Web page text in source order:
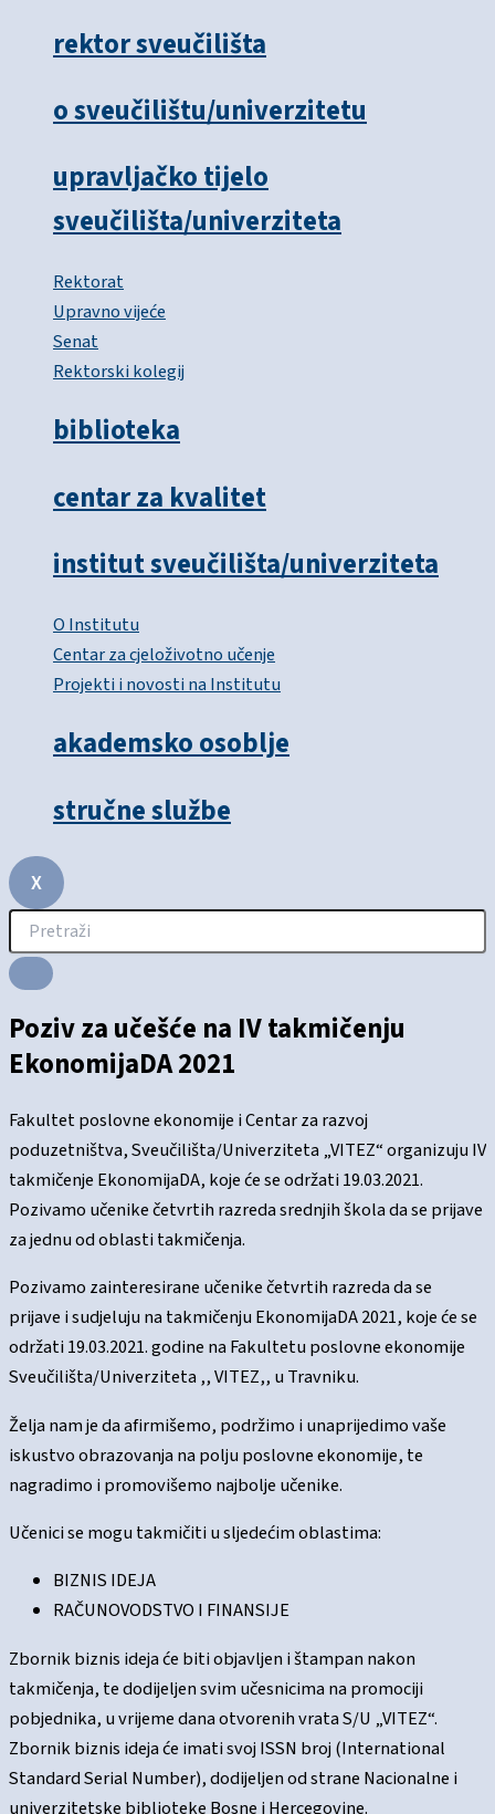
rektor sveučilišta
o sveučilištu/univerzitetu
upravljačko tijelo
sveučilišta/univerziteta
Rektorat
Upravno vijeće
Senat
Rektorski kolegij
biblioteka
centar za kvalitet
institut sveučilišta/univerziteta
O Institutu
Centar za cjeloživotno učenje
Projekti i novosti na Institutu
akademsko osoblje
stručne službe
X
Poziv za učešće na IV takmičenju
EkonomijaDA 2021
Fakultet poslovne ekonomije i Centar za razvoj
poduzetništva, Sveučilišta/Univerziteta „VITEZ“ organizuju IV
takmičenje EkonomijaDA, koje će se održati 19.03.2021.
Pozivamo učenike četvrtih razreda srednjih škola da se prijave
za jednu od oblasti takmičenja.
Pozivamo zainteresirane učenike četvrtih razreda da se
prijave i sudjeluju na takmičenju EkonomijaDA 2021, koje će se
održati 19.03.2021. godine na Fakultetu poslovne ekonomije
Sveučilišta/Univerziteta ,, VITEZ,, u Travniku.
Želja nam je da afirmišemo, podržimo i unaprijedimo vaše
iskustvo obrazovanja na polju poslovne ekonomije, te
nagradimo i promovišemo najbolje učenike.
Učenici se mogu takmičiti u sljedećim oblastima:
BIZNIS IDEJA
RAČUNOVODSTVO I FINANSIJE
Zbornik biznis ideja će biti objavljen i štampan nakon
takmičenja, te dodijeljen svim učesnicima na promociji
pobjednika, u vrijeme dana otvorenih vrata S/U „VITEZ“.
Zbornik biznis ideja će imati svoj ISSN broj (International
Standard Serial Number), dodijeljen od strane Nacionalne i
univerzitetske biblioteke Bosne i Hercegovine.